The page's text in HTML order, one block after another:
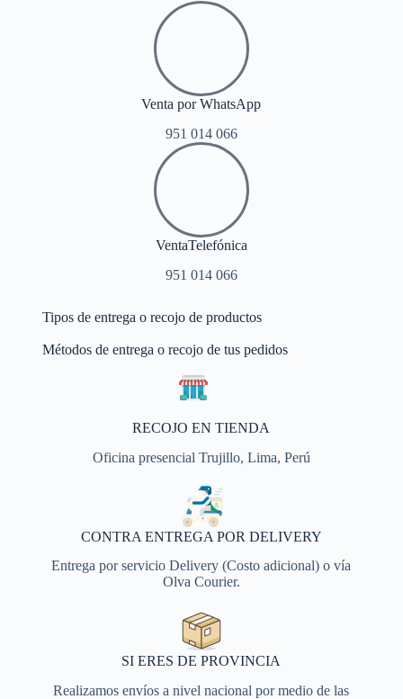
Venta por WhatsApp
951 014 066
VentaTelefónica
951 014 066
Tipos de entrega o recojo de productos
Métodos de entrega o recojo de tus pedidos
RECOJO EN TIENDA
Oficina presencial Trujillo, Lima, Perú
CONTRA ENTREGA POR DELIVERY
Entrega por servicio Delivery (Costo adicional) o vía
Olva Courier.
SI ERES DE PROVINCIA
Realizamos envíos a nivel nacional por medio de las